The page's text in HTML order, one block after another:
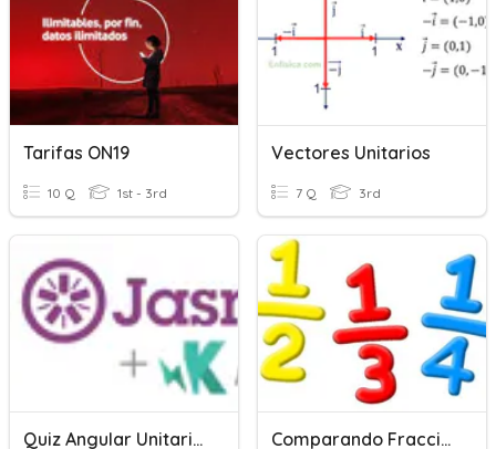
Tarifas ON19
10 Q 1st - 3rd
Vectores Unitarios
7 Q 3rd
Quiz Angular Unitarias Comparando Fracciones Unitarias